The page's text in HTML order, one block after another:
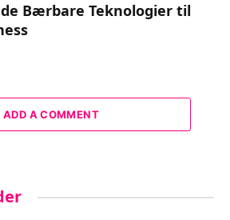
Bærbare Teknologier til
ADD A COMMENT